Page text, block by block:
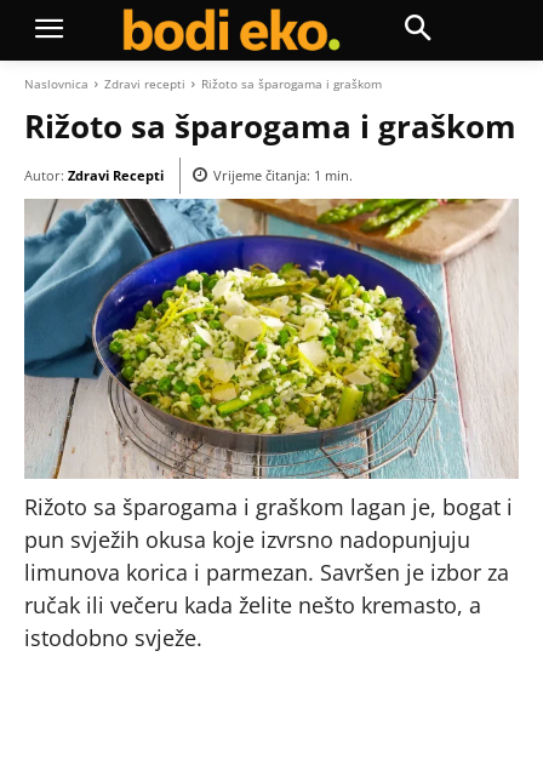
Naslovnica Zdravi recepti Rižoto sa šparogama i graškom
Rižoto sa šparogama i graškom
Autor: Zdravi Recepti Vrijeme čitanja: 1 min.
Rižoto sa šparogama i graškom lagan je, bogat i
pun svježih okusa koje izvrsno nadopunjuju
limunova korica i parmezan. Savršen je izbor za
ručak ili večeru kada želite nešto kremasto, a
istodobno svježe.